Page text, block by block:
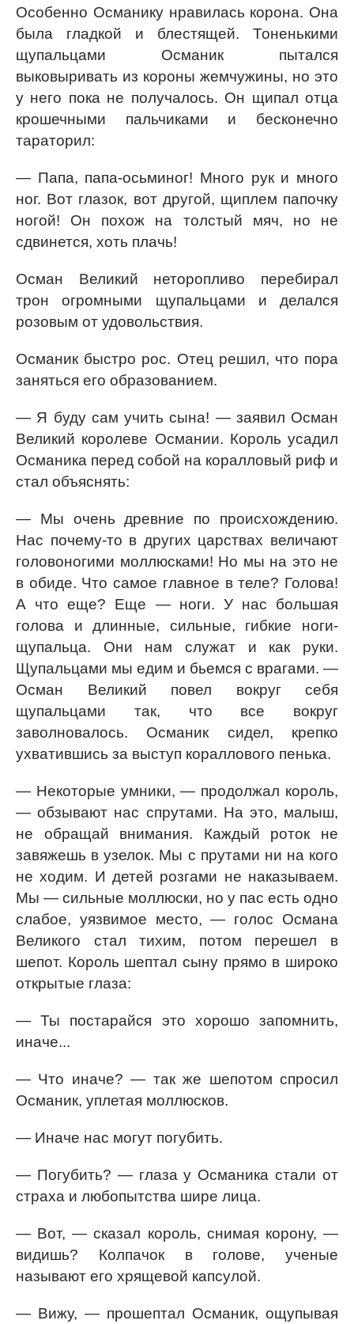
Особенно Османику нравилась корона. Она
была гладкой и блестящей. Тоненькими
щупальцами Османик пытался
выковыривать из короны жемчужины, но это
у него пока не получалось. Он щипал отца
крошечными пальчиками и бесконечно
тараторил:
— Папа, папа-осьминог! Много рук и много
ног. Вот глазок, вот другой, щиплем папочку
ногой! Он похож на толстый мяч, но не
сдвинется, хоть плачь!
Осман Великий неторопливо перебирал
трон огромными щупальцами и делался
розовым от удовольствия.
Османик быстро рос. Отец решил, что пора
заняться его образованием.
— Я буду сам учить сына! — заявил Осман
Великий королеве Османии. Король усадил
Османика перед собой на коралловый риф и
стал объяснять:
— Мы очень древние по происхождению.
Нас почему-то в других царствах величают
головоногими моллюсками! Но мы на это не
в обиде. Что самое главное в теле? Голова!
А что еще? Еще — ноги. У нас большая
голова и длинные, сильные, гибкие ноги-
щупальца. Они нам служат и как руки.
Щупальцами мы едим и бьемся с врагами. —
Осман Великий повел вокруг себя
щупальцами так, что все вокруг
заволновалось. Османик сидел, крепко
ухватившись за выступ кораллового пенька.
— Некоторые умники, — продолжал король,
— обзывают нас спрутами. На это, малыш,
не обращай внимания. Каждый роток не
завяжешь в узелок. Мы с прутами ни на кого
не ходим. И детей розгами не наказываем.
Мы — сильные моллюски, но у пас есть одно
слабое, уязвимое место, — голос Османа
Великого стал тихим, потом перешел в
шепот. Король шептал сыну прямо в широко
открытые глаза:
— Ты постарайся это хорошо запомнить,
иначе...
— Что иначе? — так же шепотом спросил
Османик, уплетая моллюсков.
— Иначе нас могут погубить.
— Погубить? — глаза у Османика стали от
страха и любопытства шире лица.
— Вот, — сказал король, снимая корону, —
видишь? Колпачок в голове, ученые
называют его хрящевой капсулой.
— Вижу, — прошептал Османик, ощупывая